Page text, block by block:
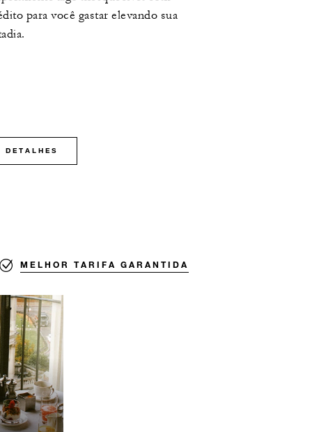
para você gastar elevando sua
DETALHES
MELHOR TARIFA GARANTIDA